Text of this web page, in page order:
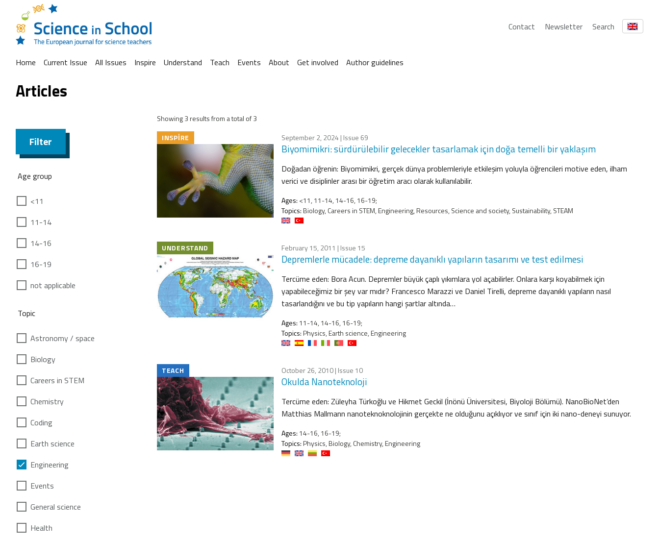
Contact Newsletter Search
Home Current Issue All Issues Inspire Understand Teach Events About Get involved Author guidelines
Articles
Filter
Age group
<11
11-14
14-16
16-19
not applicable
Topic
Astronomy / space
Biology
Careers in STEM
Chemistry
Coding
Earth science
Engineering
Events
General science
Health
Showing 3 results from a total of 3
INSPIRE
September 2, 2024 | Issue 69
Biyomimikri: sürdürülebilir gelecekler tasarlamak için doğa temelli bir yaklaşım
Doğadan öğrenin: Biyomimikri, gerçek dünya problemleriyle etkileşim yoluyla öğrencileri motive eden, ilham
verici ve disiplinler arası bir öğretim aracı olarak kullanılabilir.
Ages: <11, 11-14, 14-16, 16-19;
Topics:Biology, Careers in STEM, Engineering, Resources, Science and society, Sustainability, STEAM
UNDERSTAND February 15, 2011 | Issue 15
Depremlerle mücadele: depreme dayanıklı yapıların tasarımı ve test edilmesi
Tercüme eden: Bora Acun. Depremler büyük çaplı yıkımlara yol açabilirler. Onlara karşı koyabilmek için
yapabileceğimiz bir şey var mıdır? Francesco Marazzi ve Daniel Tirelli, depreme dayanıklı yapıların nasıl
tasarlandığını ve bu tip yapıların hangi şartlar altında…
Ages: 11-14, 14-16, 16-19;
Topics:Physics, Earth science, Engineering
TEACH October 26, 2010| Issue 10
Okulda Nanoteknoloji
Tercüme eden: Züleyha Türkoğlu ve Hikmet Geckil (İnönü Üniversitesi, Biyoloji Bölümü). NanoBioNet’den
Matthias Mallmann nanoteknoknolojinin gerçekte ne olduğunu açıklıyor ve sınıf için iki nano-deneyi sunuyor.
Ages: 14-16, 16-19;
Topics:Physics, Biology, Chemistry, Engineering